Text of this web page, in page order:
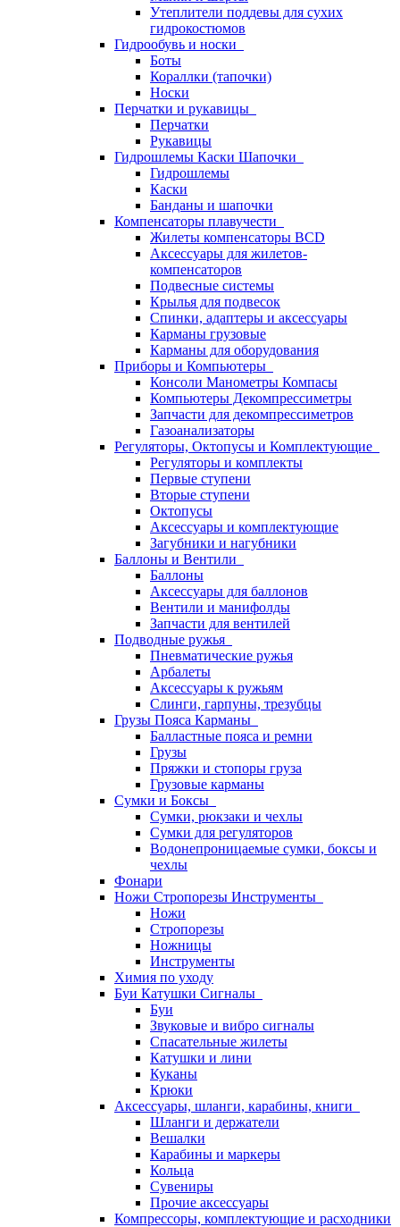
Утеплители поддевы для сухих
гидрокостюмов
Гидрообувь и носки
Боты
Кораллки (тапочки)
Носки
Перчатки и рукавицы
Перчатки
Рукавицы
Гидрошлемы Каски Шапочки
Гидрошлемы
Каски
Банданы и шапочки
Компенсаторы плавучести
Жилеты компенсаторы BCD
Аксессуары для жилетов-
компенсаторов
Подвесные системы
Крылья для подвесок
Спинки, адаптеры и аксессуары
Карманы грузовые
Карманы для оборудования
Приборы и Компьютеры
Консоли Манометры Компасы
Компьютеры Декомпрессиметры
Запчасти для декомпрессиметров
Газоанализаторы
Регуляторы, Октопусы и Комплектующие
Регуляторы и комплекты
Первые ступени
Вторые ступени
Октопусы
Аксессуары и комплектующие
Загубники и нагубники
Баллоны и Вентили
Баллоны
Аксессуары для баллонов
Вентили и манифолды
Запчасти для вентилей
Подводные ружья
Пневматические ружья
Арбалеты
Аксессуары к ружьям
Слинги, гарпуны, трезубцы
Грузы Пояса Карманы
Балластные пояса и ремни
Грузы
Пряжки и стопоры груза
Грузовые карманы
Сумки и Боксы
Сумки, рюкзаки и чехлы
Сумки для регуляторов
Водонепроницаемые сумки, боксы и
чехлы
Фонари
Ножи Стропорезы Инструменты
Ножи
Стропорезы
Ножницы
Инструменты
Химия по уходу
Буи Катушки Сигналы
Буи
Звуковые и вибро сигналы
Спасательные жилеты
Катушки и лини
Куканы
Крюки
Аксессуары, шланги, карабины, книги
Шланги и держатели
Вешалки
Карабины и маркеры
Кольца
Сувениры
Прочие аксессуары
Компрессоры, комплектующие и расходники